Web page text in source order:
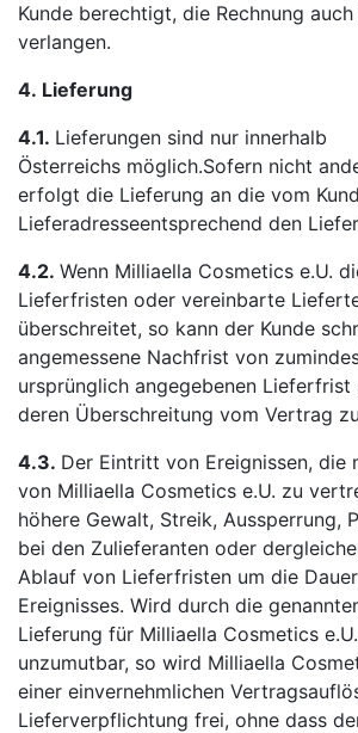
Kunde berechtigt, die Rechnung
verlangen.
4. Lieferung
4.1. Lieferungen sind nur innerhalb
Österreichs möglich.Sofern nicht
erfolgt die Lieferung an die vom
Lieferadresseentsprechend den
4.2. Wenn Milliaella Cosmetics e.U.
Lieferfristen oder vereinbarte
überschreitet, so kann der Kunde
angemessene Nachfrist von
ursprünglich angegebenen
deren Überschreitung vom Vertrag
4.3. Der Eintritt von Ereignissen, die
von Milliaella Cosmetics e.U. zu
höhere Gewalt, Streik, Aussperrung,
bei den Zulieferanten oder
Ablauf von Lieferfristen um die
Ereignisses. Wird durch die
Lieferung für Milliaella Cosmetics
unzumutbar, so wird Milliaella
einer einvernehmlichen
Lieferverpflichtung frei, ohne dass